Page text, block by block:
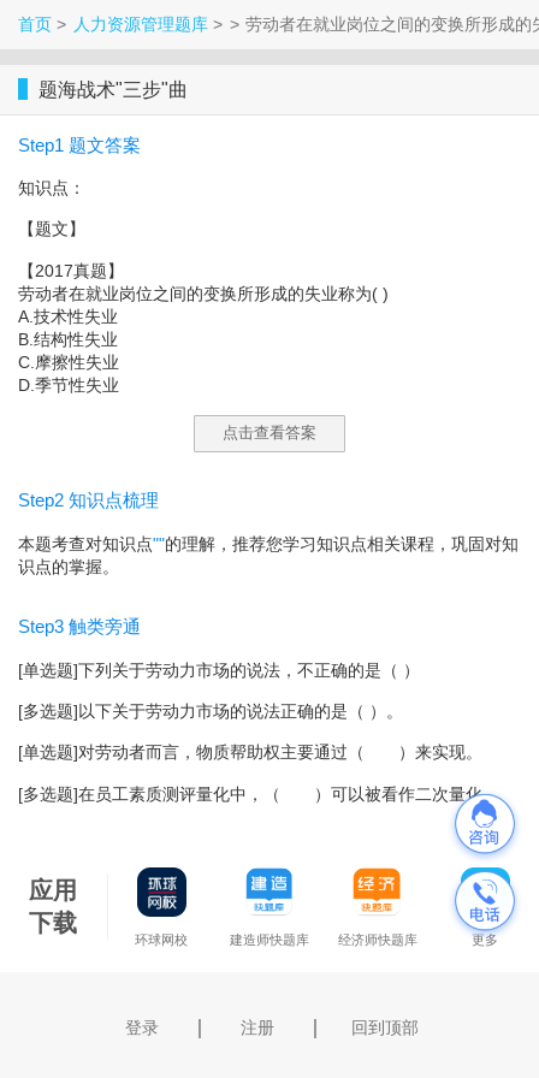
首页 人力资源管理题库 劳动者在就业岗位之间的变换所形成的
题海战术"三步"曲
Step1 题文答案
知识点：
【题文】
【2017真题】
劳动者在就业岗位之间的变换所形成的失业称为( )
A.技术性失业
B.结构性失业
C.摩擦性失业
D.季节性失业
点击查看答案
Step2 知识点梳理
本题考查对知识点""的理解，推荐您学习知识点相关课程，巩固对知
识点的掌握。
Step3 触类旁通
[单选题]下列关于劳动力市场的说法，不正确的是（ ）
[多选题]以下关于劳动力市场的说法正确的是（ ）。
[单选题]对劳动者而言，物质帮助权主要通过（ ）来实现。
[多选题]在员工素质测评量化中，（ ）可以被看作二次量化。
应用
下载
环球网校 建造师快题库 经济师快题库 更多
登录 ｜ 注册 ｜ 回到顶部